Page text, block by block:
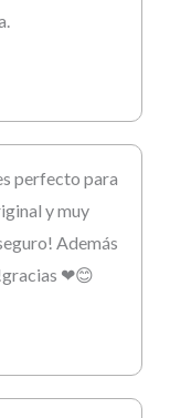
perfecto para
y muy
Además
❤😊